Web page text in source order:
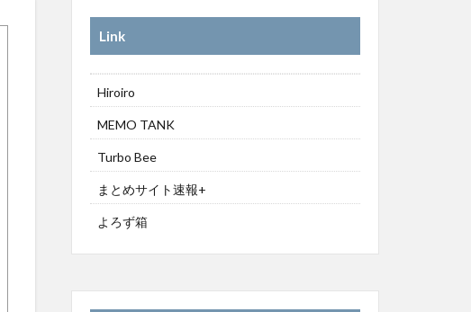
Link
Hiroiro
MEMO TANK
Turbo Bee
まとめサイト速報+
よろず箱